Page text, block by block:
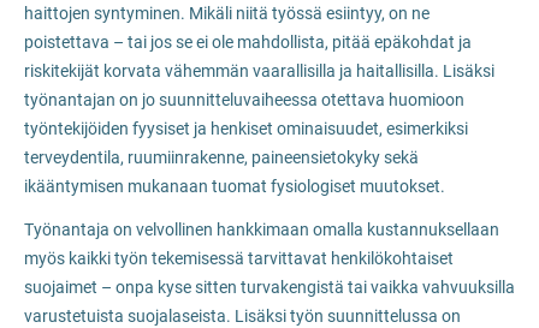
haittojen syntyminen. Mikäli niitä työssä esiintyy, on ne
poistettava – tai jos se ei ole mahdollista, pitää epäkohdat ja
riskitekijät korvata vähemmän vaarallisilla ja haitallisilla. Lisäksi
työnantajan on jo suunnitteluvaiheessa otettava huomioon
työntekijöiden fyysiset ja henkiset ominaisuudet, esimerkiksi
terveydentila, ruumiinrakenne, paineensietokyky sekä
ikääntymisen mukanaan tuomat fysiologiset muutokset.
Työnantaja on velvollinen hankkimaan omalla kustannuksellaan
myös kaikki työn tekemisessä tarvittavat henkilökohtaiset
suojaimet – onpa kyse sitten turvakengistä tai vaikka vahvuuksilla
varustetuista suojalaseista. Lisäksi työn suunnittelussa on